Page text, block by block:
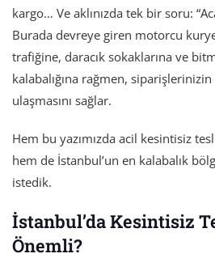
kargo… Ve aklınızda tek bir soru:
Burada devreye giren motorcu
trafiğine, daracık sokaklarına ve
kalabalığına rağmen, siparişlerinizin
ulaşmasını sağlar.
Hem bu yazımızda acil kesintisiz
hem de İstanbul’un en kalabalık
istedik.
İstanbul’da Kesintisiz
Önemli?